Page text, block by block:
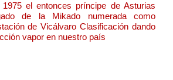
el entonces príncipe de Asturias
de la Mikado numerada como
de Vicálvaro Clasificación dando
vapor en nuestro país